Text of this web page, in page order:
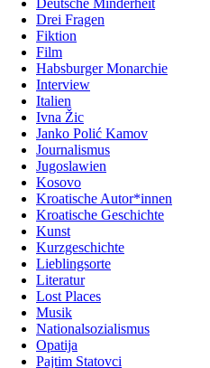
Drei Fragen
Fiktion
Film
Habsburger Monarchie
Interview
Italien
Ivna Žic
Janko Polić Kamov
Journalismus
Jugoslawien
Kosovo
Kroatische Autor*innen
Kroatische Geschichte
Kunst
Kurzgeschichte
Lieblingsorte
Literatur
Lost Places
Musik
Nationalsozialismus
Opatija
Pajtim Statovci